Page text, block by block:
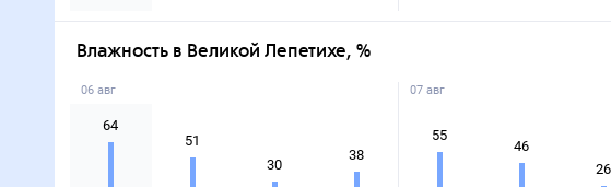
Влажность в Великой Лепетихе, %
06 авг
64
51
30
38
07 авг
55
46
26